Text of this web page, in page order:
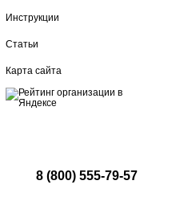
Инструкции
Статьи
Карта сайта
8 (800) 555-79-57